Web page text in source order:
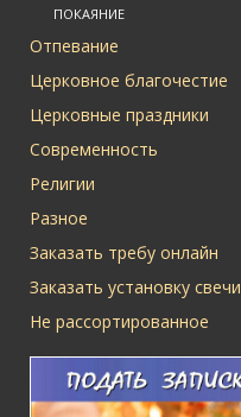
ПОКАЯНИЕ
Отпевание
Церковное благочестие
Церковные праздники
Современность
Религии
Разное
Заказать требу онлайн
Заказать установку свечи
Не рассортированное